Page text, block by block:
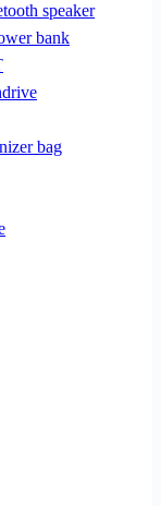
speaker
bank
bag